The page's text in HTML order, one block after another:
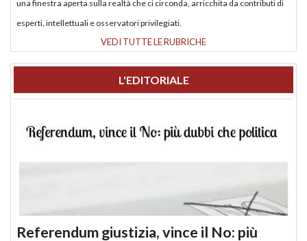
una finestra aperta sulla realtà che ci circonda, arricchita da contributi di
esperti, intellettuali e osservatori privilegiati.
VEDI TUTTE LE RUBRICHE
L'EDITORIALE
Referendum giustizia, vince il No: più